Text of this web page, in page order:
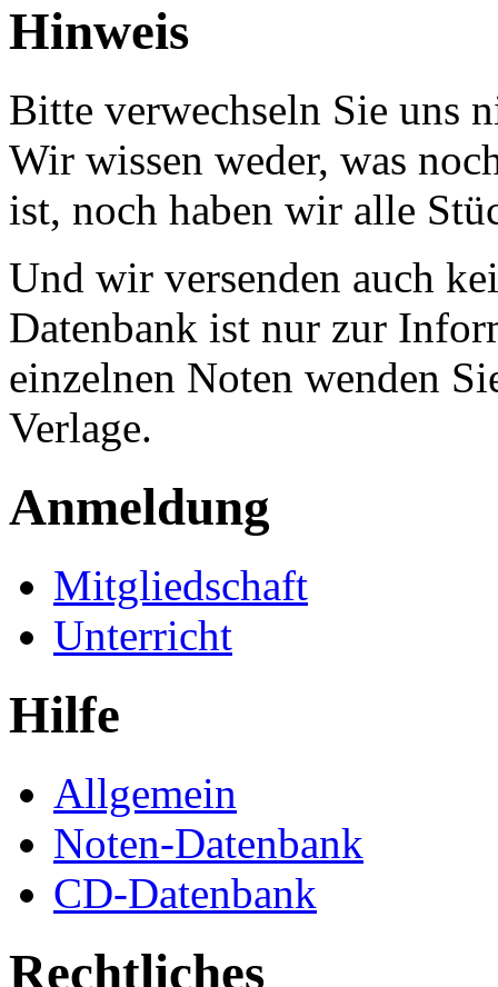
Hinweis
Bitte verwechseln Sie uns
Wir wissen weder, was
ist, noch haben wir alle
Und wir versenden auch
Datenbank ist nur zur
einzelnen Noten wenden
Verlage.
Anmeldung
Mitgliedschaft
Unterricht
Hilfe
Allgemein
Noten-Datenbank
CD-Datenbank
Rechtliches